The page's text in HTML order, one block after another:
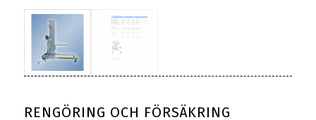
RENGÖRING OCH FÖRSÄKRING